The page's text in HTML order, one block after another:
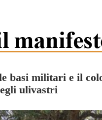
basi militari e il
ulivastri